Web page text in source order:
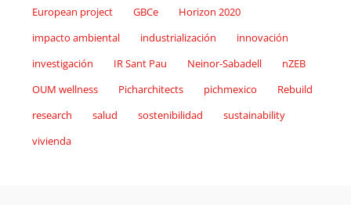
European project
GBCe
Horizon 2020
impacto ambiental
industrialización
innovación
investigación
IR Sant Pau Neinor-Sabadell
nZEB
OUM wellness
Picharchitects pichmexico
Rebuild
research
salud sostenibilidad
sustainability
vivienda